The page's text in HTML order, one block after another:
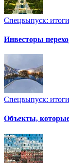
Спецвыпуск:
Инвесторы
Спецвыпуск:
Объекты,